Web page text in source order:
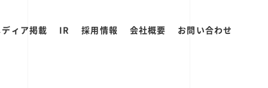
ィア掲載 IR 採用情報 会社概要 お問い合わせ